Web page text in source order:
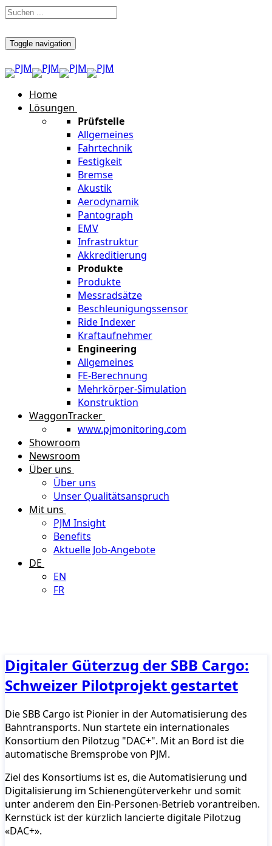
Toggle navigation
Home
Lösungen
Prüfstelle
Allgemeines
Fahrtechnik
Festigkeit
Bremse
Akustik
Aerodynamik
Pantograph
EMV
Infrastruktur
Akkreditierung
Produkte
Produkte
Messradsätze
Beschleunigungssensor
Ride Indexer
Kraftaufnehmer
Engineering
Allgemeines
FE-Berechnung
Mehrkörper-Simulation
Konstruktion
WaggonTracker
www.pjmonitoring.com
Showroom
Newsroom
Über uns
Über uns
Unser Qualitätsanspruch
Mit uns
PJM Insight
Benefits
Aktuelle Job-Angebote
DE
EN
FR
Digitaler Güterzug der SBB Cargo:
Schweizer Pilotprojekt gestartet
Die SBB Cargo ist Pionier in der Automatisierung des
Bahntransports. Nun startete ein internationales
Konsortium den Pilotzug "DAC+". Mit an Bord ist die
automatische Bremsprobe von PJM.
Ziel des Konsortiums ist es, die Automatisierung und
Digitalisierung im Schienengüterverkehr und somit
unter anderem den Ein-Personen-Betrieb vorantreiben.
Kernstück ist der kürzlich lancierte digitale Pilotzug
«DAC+».